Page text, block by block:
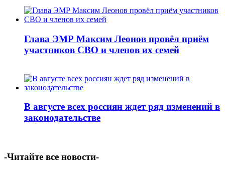
Глава ЭМР Максим Леонов провёл приём
участников СВО и членов их семей
В августе всех россиян ждет ряд изменений в
законодательстве
-Читайте все новости-